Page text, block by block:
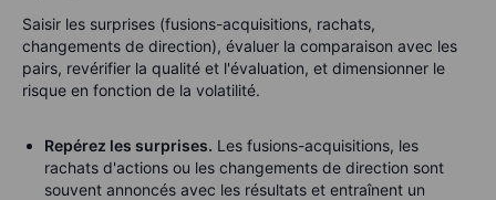
Saisir les surprises (fusions-acquisitions, rachats,
changements de direction), évaluer la comparaison avec les
pairs, revérifier la qualité et l'évaluation, et dimensionner le
risque en fonction de la volatilité.
Repérez les surprises. Les fusions-acquisitions, les
rachats d'actions ou les changements de direction sont
souvent annoncés avec les résultats et entraînent un